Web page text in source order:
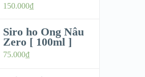
150.000₫
Siro ho Ong Nâu
Zero [ 100ml ]
75.000₫